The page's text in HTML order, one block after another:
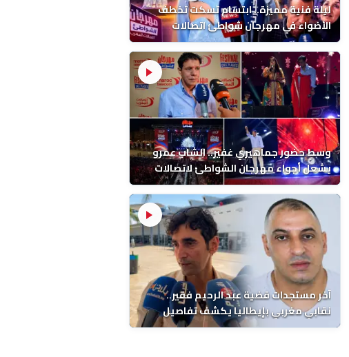
ليلة فنية مميزة.. ابتسام تسكت تخطف
الأضواء في مهرجان شواطئ اتصالات
المغرب بالمضيق
وسط حضور جماهيري غفير.. الشاب عمرو
يشعل أجواء مهرجان الشواطئ لاتصالات
المغرب بطنجة
آخر مستجدات قضية عبد الرحيم فقير..
نقابي مغربي بإيطاليا يكشف تفاصيل
الوفاة ونتائج التشريح